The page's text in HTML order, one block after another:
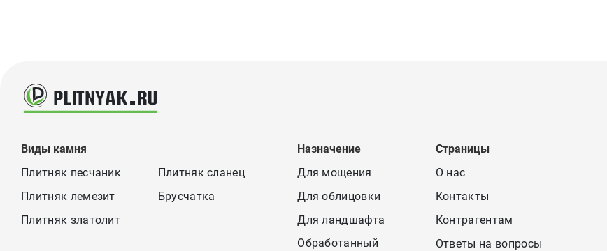
Виды камня
Плитняк песчаник
Плитняк лемезит
Плитняк златолит
Плитняк сланец
Брусчатка
Назначение
Для мощения
Для облицовки
Для ландшафта
Обработанный
Страницы
О нас
Контакты
Контрагентам
Ответы на вопросы